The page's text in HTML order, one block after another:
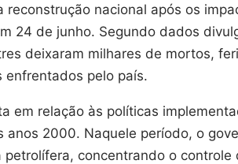
nacional após os
24 de junho. Segundo dados
deixaram milhares de mortos,
pelo país.
em relação às políticas
2000. Naquele período, o
concentrando o controle